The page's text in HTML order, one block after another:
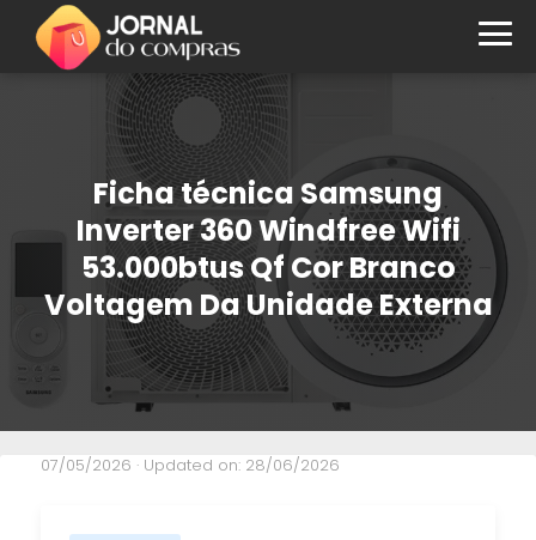
Ficha técnica Samsung
Inverter 360 Windfree Wifi
53.000btus Qf Cor Branco
Voltagem Da Unidade Externa
07/05/2026 · Updated on: 28/06/2026